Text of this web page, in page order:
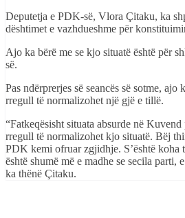
Deputetja e PDK-së, Vlora Çitaku, ka
dështimet e vazhdueshme për
Ajo ka bërë me se kjo situatë është për
së.
Pas ndërprerjes së seancës së sotme, ajo
rregull të normalizohet një gjë e tillë.
“Fatkeqësisht situata absurde në Kuvend
rregull të normalizohet kjo situatë. Bëj
PDK kemi ofruar zgjidhje. S’është koha
është shumë më e madhe se secila parti,
ka thënë Çitaku.